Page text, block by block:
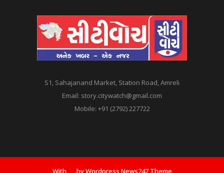
S1, Sahajanand Market, Station Road, Amreli
Email: story.citywatch@gmail.com
Mobile: +91 (2792) 227722
With by Wordpress News247 Theme